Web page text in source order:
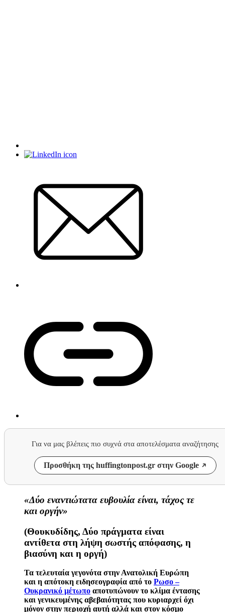
Για να μας βλέπεις πιο συχνά στα αποτελέσματα αναζήτησης
Προσθήκη της huffingtonpost.gr στην Google
«Δύο εναντιώτατα ευβουλία είναι, τάχος τε
και οργήν»
(Θουκυδίδης, Δύο πράγματα είναι
αντίθετα στη λήψη σωστής απόφασης, η
βιασύνη και η οργή)
Τα τελευταία γεγονότα στην Ανατολική Ευρώπη
και η απότοκη ειδησεογραφία από το Ρωσο –
Ουκρανικό μέτωπο αποτυπώνουν το κλίμα έντασης
και γενικευμένης αβεβαιότητας που κυριαρχεί όχι
μόνον στην περιοχή αυτή αλλά και στον κόσμο